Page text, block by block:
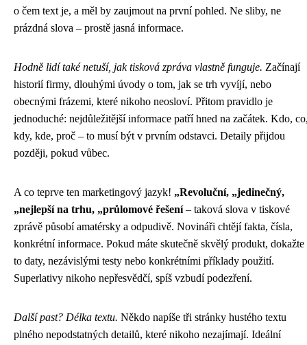
o čem text je, a měl by zaujmout na první pohled. Ne sliby, ne
prázdná slova – prostě jasná informace.
Hodně lidí také netuší, jak tisková zpráva vlastně funguje. Začínají
historií firmy, dlouhými úvody o tom, jak se trh vyvíjí, nebo
obecnými frázemi, které nikoho neosloví. Přitom pravidlo je
jednoduché: nejdůležitější informace patří hned na začátek. Kdo,
kdy, kde, proč – to musí být v prvním odstavci. Detaily přijdou
později, pokud vůbec.
A co teprve ten marketingový jazyk! „Revoluční, „jedinečný,
„nejlepší na trhu, „průlomové řešení– taková slova v tiskové
zprávě působí amatérsky a odpudivě. Novináři chtějí fakta, čísla,
konkrétní informace. Pokud máte skutečně skvělý produkt, dokažte
to daty, nezávislými testy nebo konkrétními příklady použití.
Superlativy nikoho nepřesvědčí, spíš vzbudí podezření.
Další past? Délka textu. Někdo napíše tři stránky hustého textu
plného nepodstatných detailů, které nikoho nezajímají. Ideální